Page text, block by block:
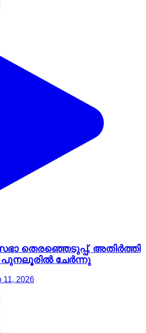
തെരഞ്ഞെടുപ്പ്, അതിർത്തി
ചേർന്നു
11, 2026